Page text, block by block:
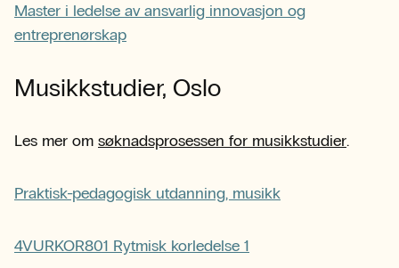
Master i ledelse av ansvarlig innovasjon og
entreprenørskap
Musikkstudier, Oslo
Les mer om søknadsprosessen for musikkstudier.
Praktisk-pedagogisk utdanning, musikk
4VURKOR801 Rytmisk korledelse 1